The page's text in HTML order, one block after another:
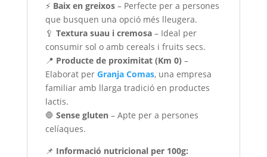
⚡ Baix en greixos– Perfecte per a persones
que busquen una opció més lleugera.
🥄 Textura suau i cremosa– Ideal per
consumir sol o amb cereals i fruits secs.
📍 Producte de proximitat (Km 0) –
Elaborat per Granja Comas, una empresa
familiar amb llarga tradició en productes
lactis.
🛑 Sense gluten– Apte per a persones
celíaques.
📌 Informació nutricional per 100g: